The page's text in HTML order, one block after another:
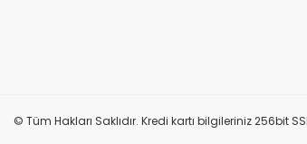
© Tüm Hakları Saklıdır. Kredi kartı bilgileriniz 256bit